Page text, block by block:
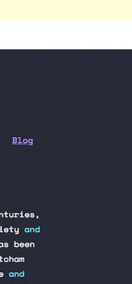
Homepage ng tema